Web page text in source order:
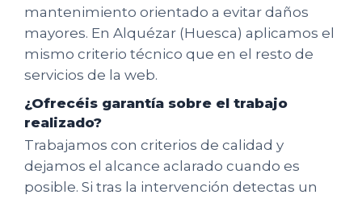
mantenimiento orientado a evitar daños
mayores. En Alquézar (Huesca) aplicamos el
mismo criterio técnico que en el resto de
servicios de la web.
¿Ofrecéis garantía sobre el trabajo
realizado?
Trabajamos con criterios de calidad y
dejamos el alcance aclarado cuando es
posible. Si tras la intervención detectas un